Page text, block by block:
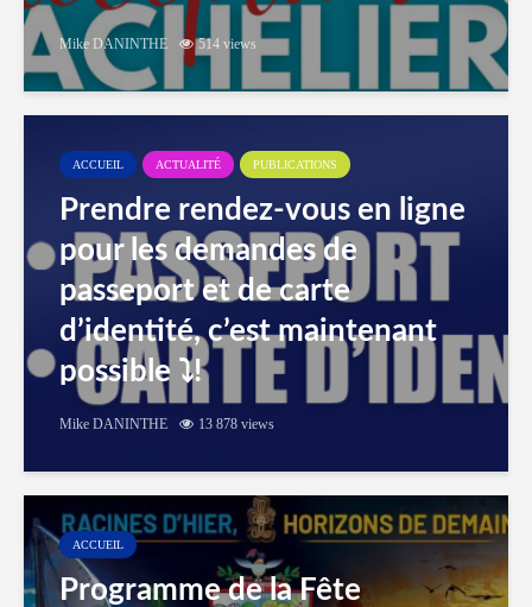
Mike DANINTHE 514 views
ACCUEIL ACTUALITÉ PUBLICATIONS
Prendre rendez-vous en ligne
pour les demandes de
passeport et de carte
d’identité, c’est maintenant
possible ⤵️!
Mike DANINTHE 13 878 views
ACCUEIL
Programme de la Fête